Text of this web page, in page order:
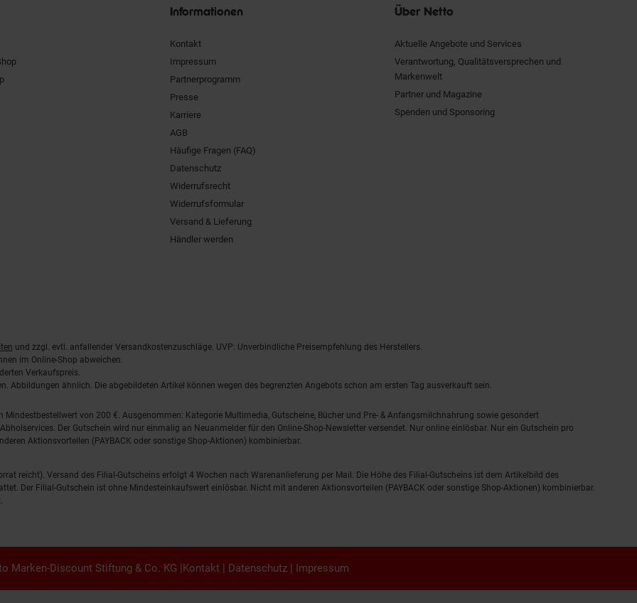
Informationen
Kontakt
Impressum
Partnerprogramm
Presse
Karriere
AGB
Häufige Fragen (FAQ)
Datenschutz
Widerrufsrecht
Widerrufsformular
Versand & Lieferung
Händler werden
Über Netto
Aktuelle Angebote und Services
Verantwortung, Qualitätsversprechen und
Markenwelt
Partner und Magazine
Spenden und Sponsoring
und zzgl. evtl. anfallender Versandkostenzuschläge. UVP: Unverbindliche Preisempfehlung des Herstellers.
im Online-Shop abweichen.
Verkaufspreis.
Abbildungen ähnlich. Die abgebildeten Artikel können wegen des begrenzten Angebots schon am ersten Tag ausverkauft sein.
von 200 €. Ausgenommen: Kategorie Multimedia, Gutscheine, Bücher und Pre- & Anfangsmilchnahrung sowie gesondert
Der Gutschein wird nur einmalig an Neuanmelder für den Online-Shop-Newsletter versendet. Nur online einlösbar. Nur ein Gutschein pro
Aktionsvorteilen (PAYBACK oder sonstige Shop-Aktionen) kombinierbar.
reicht). Versand des Filial-Gutscheins erfolgt 4 Wochen nach Warenanlieferung per Mail. Die Höhe des Filial-Gutscheins ist dem Artikelbild des
Der Filial-Gutschein ist ohne Mindesteinkaufswert einlösbar. Nicht mit anderen Aktionsvorteilen (PAYBACK oder sonstige Shop-Aktionen) kombinierbar.
Marken-Discount Stiftung & Co. KG |Kontakt | Datenschutz| Impressum